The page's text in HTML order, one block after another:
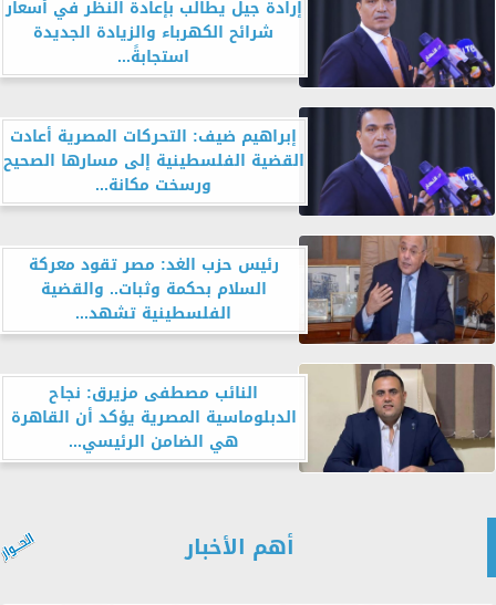
إرادة جيل يطالب بإعادة النظر في أسعار
شرائح الكهرباء والزيادة الجديدة
استجابةً...
إبراهيم ضيف: التحركات المصرية أعادت
القضية الفلسطينية إلى مسارها الصحيح
ورسخت مكانة...
رئيس حزب الغد: مصر تقود معركة
السلام بحكمة وثبات.. والقضية
الفلسطينية تشهد...
النائب مصطفى مزيرق: نجاح
الدبلوماسية المصرية يؤكد أن القاهرة
هي الضامن الرئيسي...
أهم الأخبار